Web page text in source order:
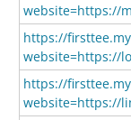
website=https://
https://
website=https://
https://
website=https://